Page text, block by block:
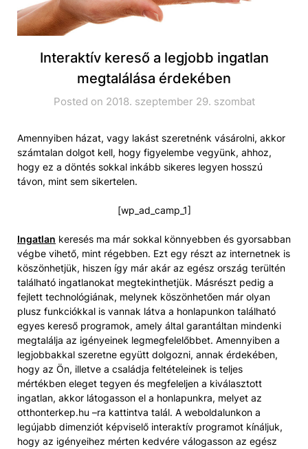
Interaktív kereső a legjobb ingatlan
megtalálása érdekében
Posted on 2018. szeptember 29. szombat
Amennyiben házat, vagy lakást szeretnénk vásárolni, akkor
számtalan dolgot kell, hogy figyelembe vegyünk, ahhoz,
hogy ez a döntés sokkal inkább sikeres legyen hosszú
távon, mint sem sikertelen.
[wp_ad_camp_1]
Ingatlan keresés ma már sokkal könnyebben és gyorsabban
végbe vihető, mint régebben. Ezt egy részt az internetnek is
köszönhetjük, hiszen így már akár az egész ország terültén
található ingatlanokat megtekinthetjük. Másrészt pedig a
fejlett technológiának, melynek köszönhetően már olyan
plusz funkciókkal is vannak látva a honlapunkon található
egyes kereső programok, amely által garantáltan mindenki
megtalálja az igényeinek legmegfelelőbbet. Amennyiben a
legjobbakkal szeretne együtt dolgozni, annak érdekében,
hogy az Ön, illetve a családja feltételeinek is teljes
mértékben eleget tegyen és megfeleljen a kiválasztott
ingatlan, akkor látogasson el a honlapunkra, melyet az
otthonterkep.hu –ra kattintva talál. A weboldalunkon a
legújabb dimenziót képviselő interaktív programot kínáljuk,
hogy az igényeihez mérten kedvére válogasson az egész